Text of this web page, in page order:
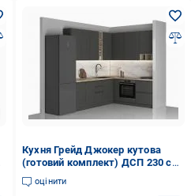
Кухня Грейд Джокер кутова
(готовий комплект) ДСП 230 см
×200графіт/дуб крафт сірий
оцінити